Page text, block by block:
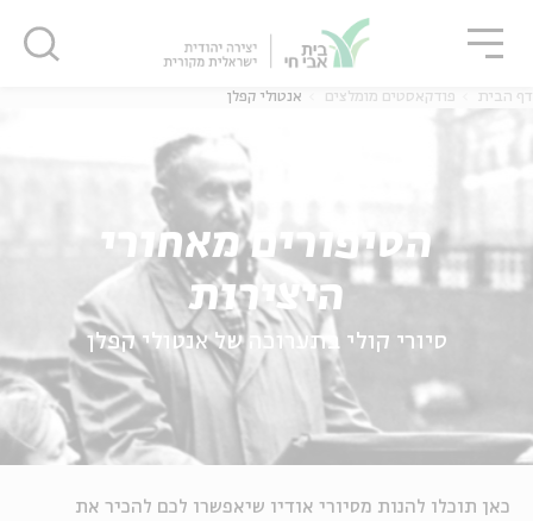
אנגלית
דף הבית פודקאסטים מומלצים אנטולי קפלן
הסיפורים מאחורי
היצירות
סיורי קולי בתערוכה של אנטולי קפלן
כאן תוכלו להנות מסיורי אודיו שיאפשרו לכם להכיר את
סגור